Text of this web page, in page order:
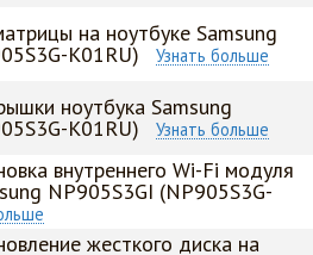
на ноутбуке Samsung
K01RU) Узнать больше
ноутбука Samsung
K01RU) Узнать больше
внутреннего Wi-Fi модуля
NP905S3GI (NP905S3G-
жесткого диска на